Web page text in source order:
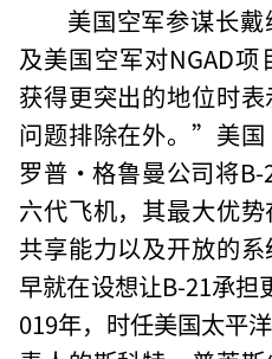
美国空军参谋长
及美国空军对NGAD
获得更突出的地位时
问题排除在外。”美
罗普·格鲁曼公司将B-
六代飞机，其最大优
共享能力以及开放的
早就在设想让B-21承
019年，时任美国太平